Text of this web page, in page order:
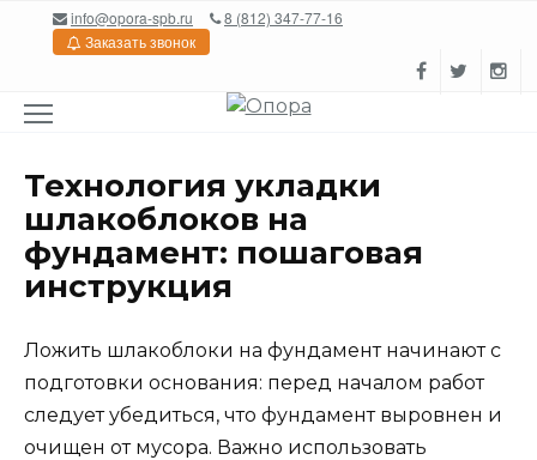
Перейтиinfo@opora-spb.ru
8 (812) 347-77-16
Заказать звонок
Технология укладки
шлакоблоков на
фундамент: пошаговая
инструкция
Ложить шлакоблоки на фундамент начинают с
подготовки основания: перед началом работ
следует убедиться, что фундамент выровнен и
очищен от мусора. Важно использовать